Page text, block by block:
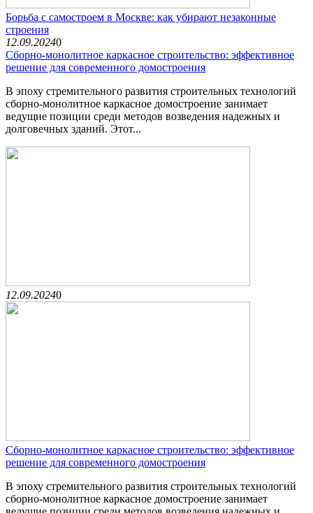
Борьба с самостроем в Москве: как убирают незаконные
строения
12.09.20240
Сборно-монолитное каркасное строительство: эффективное
решение для современного домостроения
В эпоху стремительного развития строительных технологий
сборно-монолитное каркасное домостроение занимает
ведущие позиции среди методов возведения надежных и
долговечных зданий. Этот...
12.09.20240
Сборно-монолитное каркасное строительство: эффективное
решение для современного домостроения
В эпоху стремительного развития строительных технологий
сборно-монолитное каркасное домостроение занимает